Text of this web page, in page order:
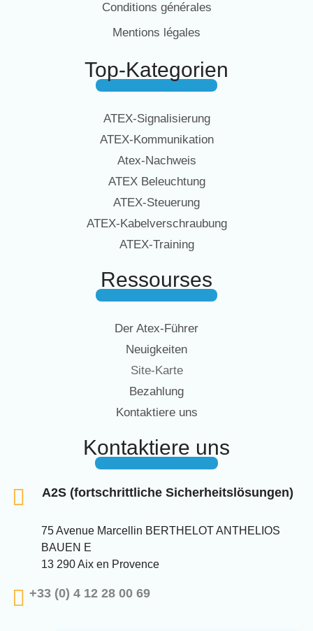
Conditions générales
Mentions légales
Top-Kategorien
ATEX-Signalisierung
ATEX-Kommunikation
Atex-Nachweis
ATEX Beleuchtung
ATEX-Steuerung
ATEX-Kabelverschraubung
ATEX-Training
Ressourses
Der Atex-Führer
Neuigkeiten
Site-Karte
Bezahlung
Kontaktiere uns
Kontaktiere uns
A2S (fortschrittliche Sicherheitslösungen)
75 Avenue Marcellin BERTHELOT ANTHELIOS
BAUEN E
13 290 Aix en Provence
+33 (0) 4 12 28 00 69